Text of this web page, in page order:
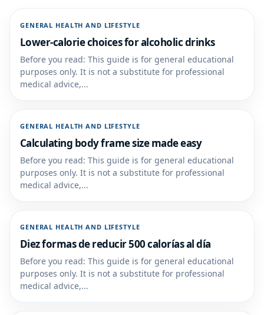
GENERAL HEALTH AND LIFESTYLE
Lower-calorie choices for alcoholic drinks
Before you read: This guide is for general educational
purposes only. It is not a substitute for professional
medical advice,...
GENERAL HEALTH AND LIFESTYLE
Calculating body frame size made easy
Before you read: This guide is for general educational
purposes only. It is not a substitute for professional
medical advice,...
GENERAL HEALTH AND LIFESTYLE
Diez formas de reducir 500 calorías al día
Before you read: This guide is for general educational
purposes only. It is not a substitute for professional
medical advice,...